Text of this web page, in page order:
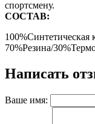
спортсмену.
СОСТАВ:
100%Синтетическая
70%Резина/
Написать
Ваше имя: